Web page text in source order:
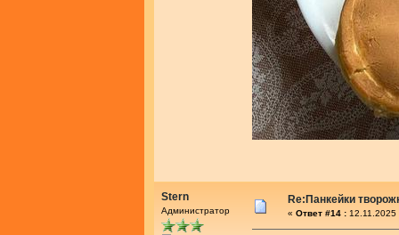
Stern
Администратор
Re:Панкейки
« Ответ #14 : 12.11.2025